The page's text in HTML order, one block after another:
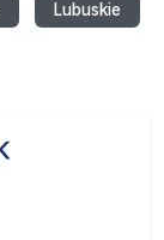
Lubuskie